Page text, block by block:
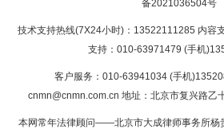
备2021036504号
技术支持热线(7X24小时)：13522111285 内容
支持：010-63971479 (手机
客户服务：010-63941034 (手机
cnmn@cnmn.com.cn 地址：北京市复兴路乙
本网常年法律顾问——北京市大成律师事务所杨